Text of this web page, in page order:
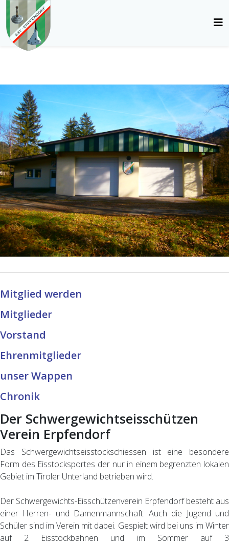
Mitglied werden
Mitglieder
Vorstand
Ehrenmitglieder
unser Wappen
Chronik
Der Schwergewichtseisschützen
Verein Erpfendorf
Das Schwergewichtseisstockschiessen ist eine besondere
Form des Eisstocksportes der nur in einem begrenzten lokalen
Gebiet im Tiroler Unterland betrieben wird.
Der Schwergewichts-Eisschützenverein Erpfendorf besteht aus
einer Herren- und Damenmannschaft. Auch die Jugend und
Schüler sind im Verein mit dabei. Gespielt wird bei uns im Winter
auf 2 Eisstockbahnen und im Sommer auf 3